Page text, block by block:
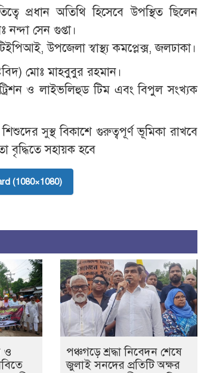
প্রধান অতিথি হিসেবে উপস্থিত ছিলেন
নন্দা সেন গুপ্তা।
উপজেলা স্বাস্থ্য কমপ্লেক্স, জলঢাকা।
মোঃ মাহবুবুর রহমান।
ও লাইভলিহুড টিম এবং বিপুল সংখ্যক
সুস্থ বিকাশে গুরুত্বপূর্ণ ভূমিকা রাখবে
বৃদ্ধিতে সহায়ক হবে
(1080×1080)
ও
পঞ্চগড়ে শ্রদ্ধা নিবেদন শেষে
জুলাই সনদের প্রতিটি অক্ষর